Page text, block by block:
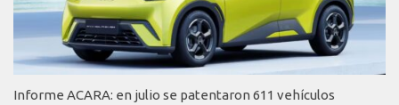
Informe ACARA: en julio se patentaron 611 vehículos